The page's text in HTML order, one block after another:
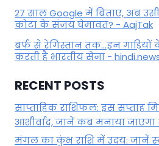
27 साल Google में बिताए, अब
कोटा के संजय घेमावत? - AajTak
बर्फ से रेगिस्तान तक...इन
करती है भारतीय सेना -
RECENT POSTS
साप्ताहिक राशिफल: इस सप्ताह
आशीर्वाद, जानें कब मनाया जाएगा
मंगल का कुंभ राशि में उदय: जानें